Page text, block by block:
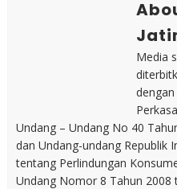
Media
Undang – Undang No 40
dan Undang-undang Republik
tentang Perlindungan
Undang Nomor 8 Tahun